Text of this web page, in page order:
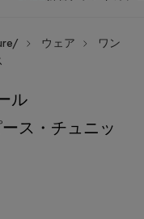
ウェア
ワン
ル
ス・チュニッ